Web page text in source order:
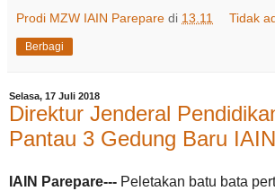
Prodi MZW IAIN Parepare di 13.11 Tidak
Berbagi
Selasa, 17 Juli 2018
Direktur Jenderal
Pantau 3 Gedung Baru
IAIN Parepare--- Peletakan batu bata